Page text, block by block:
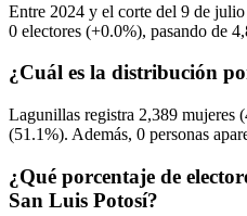
Entre 2024 y el corte del 9 de julio
0 electores (+0.0%), pasando de
¿Cuál es la distribución
Lagunillas registra 2,389 mujeres (
(51.1%). Además, 0 personas
¿Qué porcentaje de
San Luis Potosí?